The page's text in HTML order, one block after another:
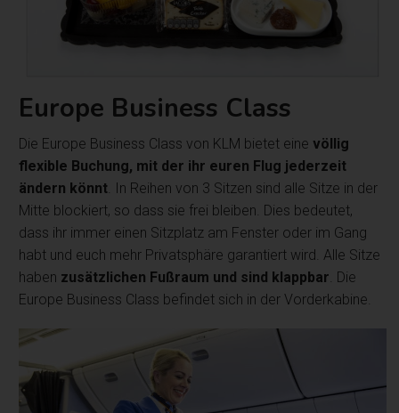
Europe Business Class
Die Europe Business Class von KLM bietet eine völlig
flexible Buchung, mit der ihr euren Flug jederzeit
ändern könnt. In Reihen von 3 Sitzen sind alle Sitze in der
Mitte blockiert, so dass sie frei bleiben. Dies bedeutet,
dass ihr immer einen Sitzplatz am Fenster oder im Gang
habt und euch mehr Privatsphäre garantiert wird. Alle Sitze
haben zusätzlichen Fußraum und sind klappbar. Die
Europe Business Class befindet sich in der Vorderkabine.